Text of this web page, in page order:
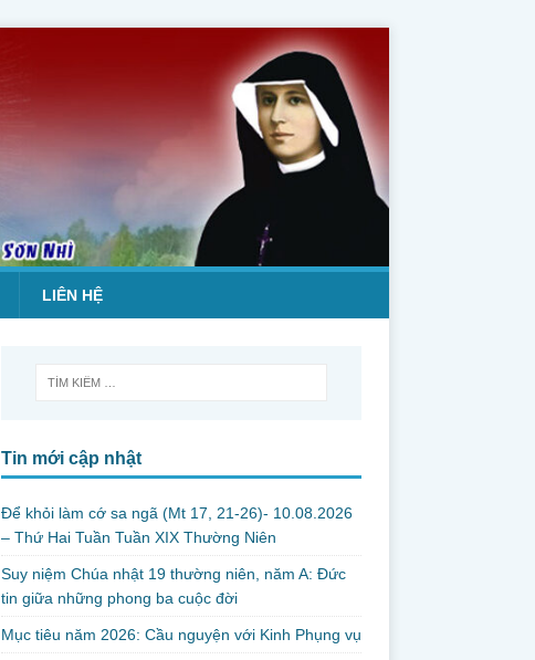
LIÊN HỆ
Tin mới cập nhật
Để khỏi làm cớ sa ngã (Mt 17, 21-26)- 10.08.2026
– Thứ Hai Tuần Tuần XIX Thường Niên
Suy niệm Chúa nhật 19 thường niên, năm A: Đức
tin giữa những phong ba cuộc đời
Mục tiêu năm 2026: Cầu nguyện với Kinh Phụng vụ